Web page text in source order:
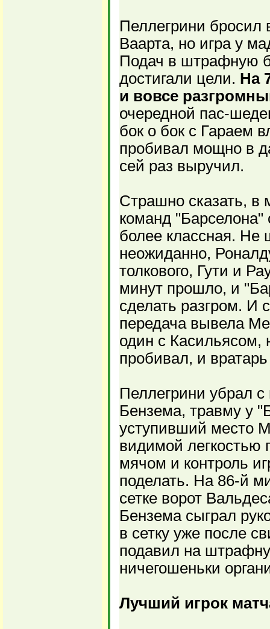
Пеллегрини бросил
Ваарта, но игра у
Подач в штрафную
достигали цели. На
и вовсе
очередной пас-
бок о бок с Гараем
пробивал мощно в
сей раз выручил.
Страшно сказать, в
команд "Барселона"
более классная. Не
неожиданно,
толкового, Гути и
минут прошло, и
сделать разгром. И
передача вывела
один с Касильясом,
пробивал, и
Пеллегрини убрал
Бензема, травму у
уступивший место
видимой легкостью
мячом и контроль
поделать. На 86-й
сетке ворот
Бензема сыграл
в сетку уже после
подавил на
ничегошеньки
Лучший игрок